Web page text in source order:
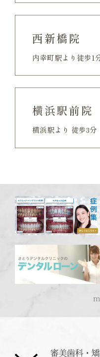
西新橋院
内幸町駅より徒歩1
横浜駅前院
横浜駅より 徒歩3分